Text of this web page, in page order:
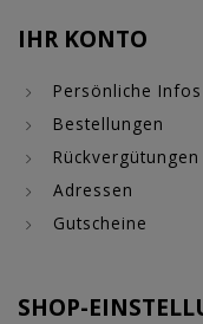
IHR KONTO
Persönliche Infos
Bestellungen
Rückvergütungen
Adressen
Gutscheine
SHOP-